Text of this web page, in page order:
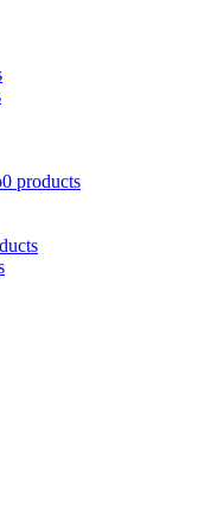
0 products